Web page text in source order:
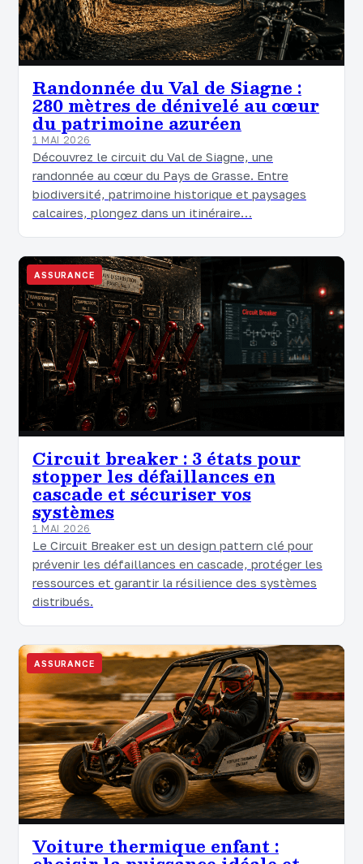
Randonnée du Val de Siagne :
280 mètres de dénivelé au cœur
du patrimoine azuréen
1 MAI 2026
Découvrez le circuit du Val de Siagne, une
randonnée au cœur du Pays de Grasse. Entre
biodiversité, patrimoine historique et paysages
calcaires, plongez dans un itinéraire…
ASSURANCE
Circuit breaker : 3 états pour
stopper les défaillances en
cascade et sécuriser vos
systèmes
1 MAI 2026
Le Circuit Breaker est un design pattern clé pour
prévenir les défaillances en cascade, protéger les
ressources et garantir la résilience des systèmes
distribués.
ASSURANCE
Voiture thermique enfant :